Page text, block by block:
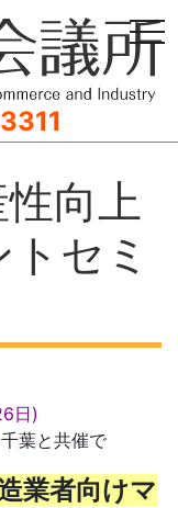
性向上
セミ
日)
葉と共催で
業者向けマ